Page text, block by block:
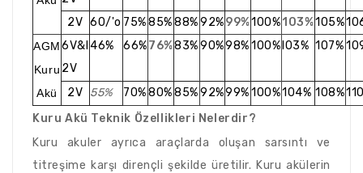
2V 60/'o 75%85%88%92%99%100%103%105%
AGM
Kuru
Akü
6V&l
2V
46% 66%76%83%90%98%100% I03% 107%
2V 55% 70%80%85%92%99%100%104% 108%
Kuru Akü Teknik Özellikleri Nelerdir?
Kuru akuler ayrıca araçlarda oluşan sarsıntı ve
titreşime karşı dirençli şekilde üretilir. Kuru akülerin